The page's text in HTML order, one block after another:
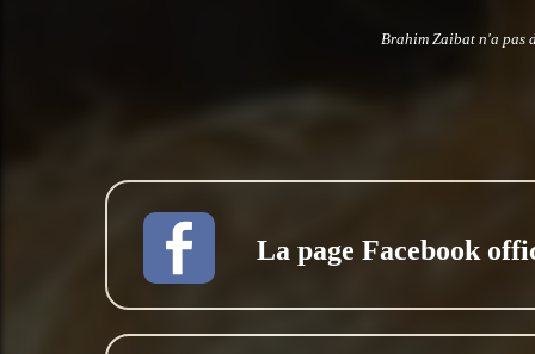
Brahim Zaibat n'a pas
La page Facebook